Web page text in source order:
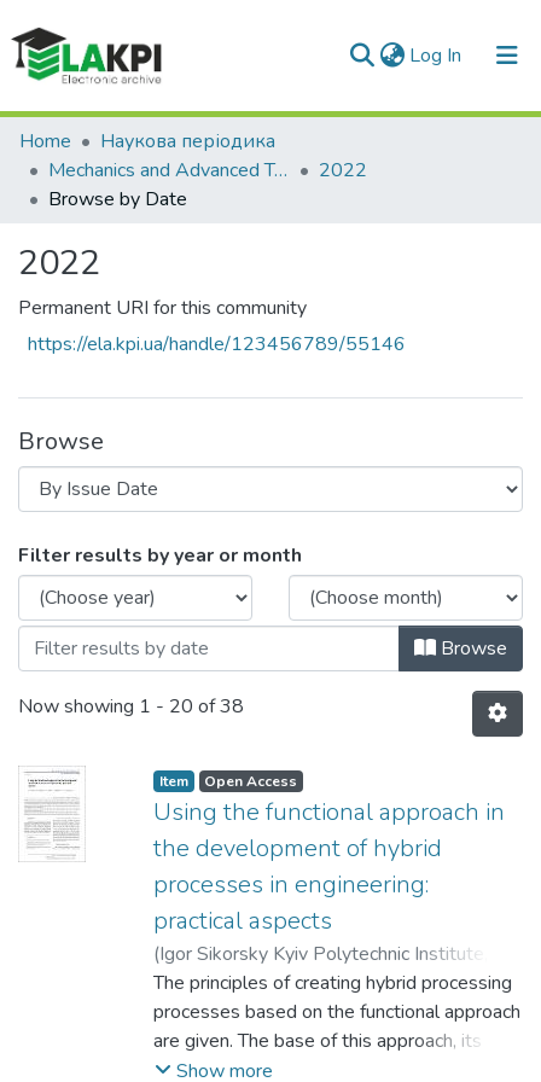
Log In (current)
Communities & Collections
All of DSpace
Home
Наукова періодика
Mechanics and Advanced Technologies
2022
Browse by Date
2022
Permanent URI for this community
https://ela.kpi.ua/handle/123456789/55146
Browse
Browsing 2022 by Issue Date
Filter results by year or month
Browse
Now showing 1 - 20 of 38
Item Open Access
Using the functional approach in
the development of hybrid
processes in engineering:
practical aspects
(Igor Sikorsky Kyiv Polytechnic Institute
2022)Salenko, A.F.;Klimenko, S.A.;Orel,
V.N.;Kholodny, V.Yu.; Gavrushkevich, N.V.
The principles of creating hybrid processing
processes based on the functional approach
are given. The base of this approach, its
theoretical aspects are given in the first part
Show more